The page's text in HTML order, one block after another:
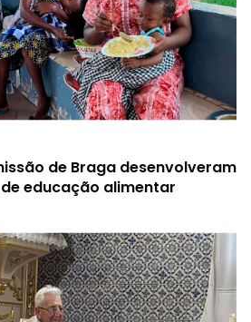
de Braga desenvolveram
educação alimentar